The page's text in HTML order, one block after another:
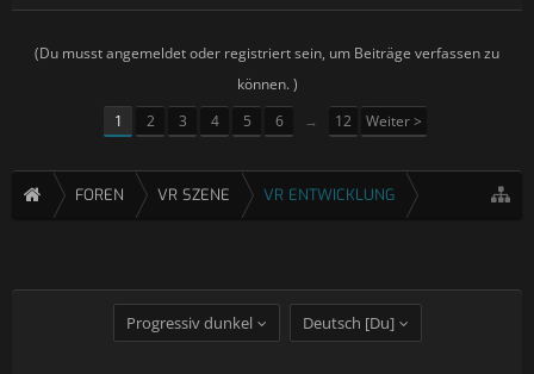
(Du musst angemeldet oder registriert sein, um Beiträge verfassen zu
können. )
1
2 3 4 5 6 → 12 Weiter >
FOREN VR SZENE VR ENTWICKLUNG
Progressiv dunkel Deutsch [Du]